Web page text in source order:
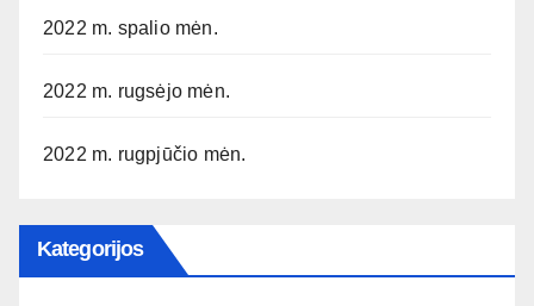
2022 m. spalio mėn.
2022 m. rugsėjo mėn.
2022 m. rugpjūčio mėn.
Kategorijos